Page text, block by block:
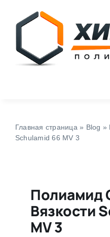
content
Главная страница » Blog »
Schulamid 66 MV 3
Полиамид
Вязкости
MV 3